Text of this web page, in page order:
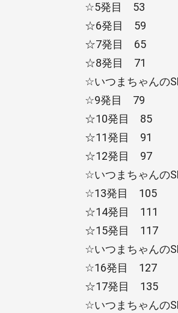
☆5発目 53
☆6発目 59
☆7発目 65
☆8発目 71
☆いつまちゃんの
☆9発目 79
☆10発目 85
☆11発目 91
☆12発目 97
☆いつまちゃんの
☆13発目 105
☆14発目 111
☆15発目 117
☆いつまちゃんの
☆16発目 127
☆17発目 135
☆いつまちゃんの